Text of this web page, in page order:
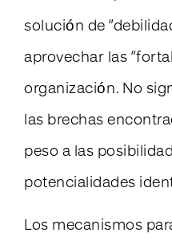
solución de
aprovechar las
organización. No
las brechas
peso a las
potencialidades
Los mecanismos